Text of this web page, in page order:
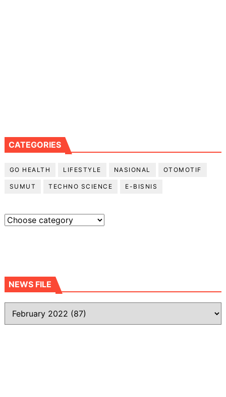
CATEGORIES
GO HEALTH LIFESTYLE NASIONAL OTOMOTIF
SUMUT TECHNO SCIENCE E-BISNIS
NEWS FILE